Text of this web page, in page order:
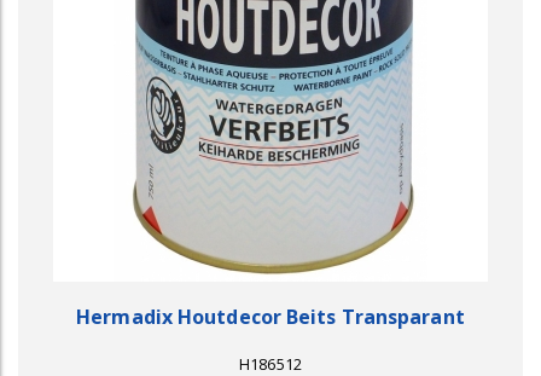
Hermadix Houtdecor Beits Transparant
H186512